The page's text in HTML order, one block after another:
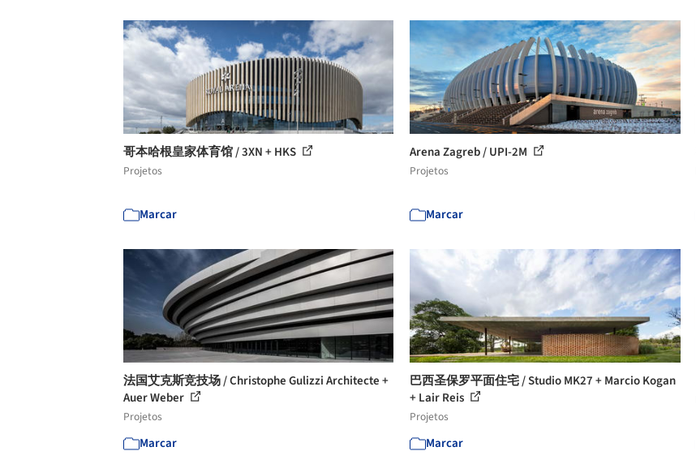
哥本哈根皇家体育馆 / 3XN + HKS
Projetos
Marcar
Arena Zagreb / UPI-2M
Projetos
Marcar
法国艾克斯竞技场 / Christophe Gulizzi Architecte +
Auer Weber
Projetos
Marcar
巴西圣保罗平面住宅 / Studio MK27 + Marcio Kogan
+ Lair Reis
Projetos
Marcar